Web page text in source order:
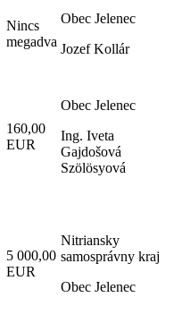
Nincs
megadva
Obec Jelenec
Jozef Kollár
160,00
EUR
Obec Jelenec
Ing. Iveta
Gajdošová
Szölösyová
5 000,00
EUR
Nitriansky
samosprávny kraj
Obec Jelenec